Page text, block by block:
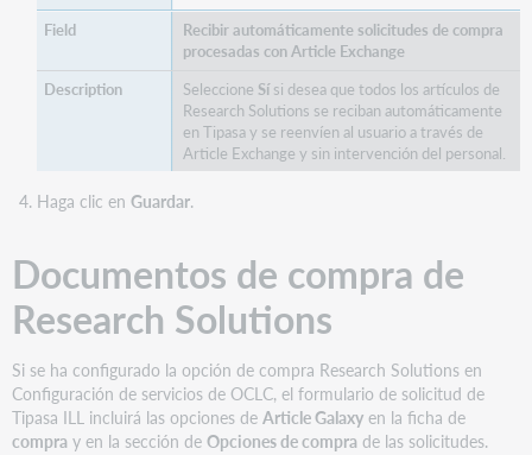
Recibir automáticamente solicitudes de compra
procesadas con Article Exchange
Seleccione Sísi desea que todos los artículos de
Research Solutions se reciban automáticamente
en Tipasa y se reenvíen al usuario a través de
Article Exchange y sin intervención del personal.
Haga clic en Guardar.
Documentos de compra de
Research Solutions
Si se ha configurado la opción de compra Research Solutions en
Configuración de servicios de OCLC, el formulario de solicitud de
Tipasa ILL incluirá las opciones deArticle Galaxy en la ficha de
compra y en la sección deOpciones de compra de las solicitudes.